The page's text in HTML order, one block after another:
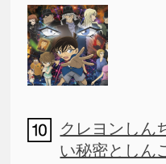
クレヨンしん
い秘密としん